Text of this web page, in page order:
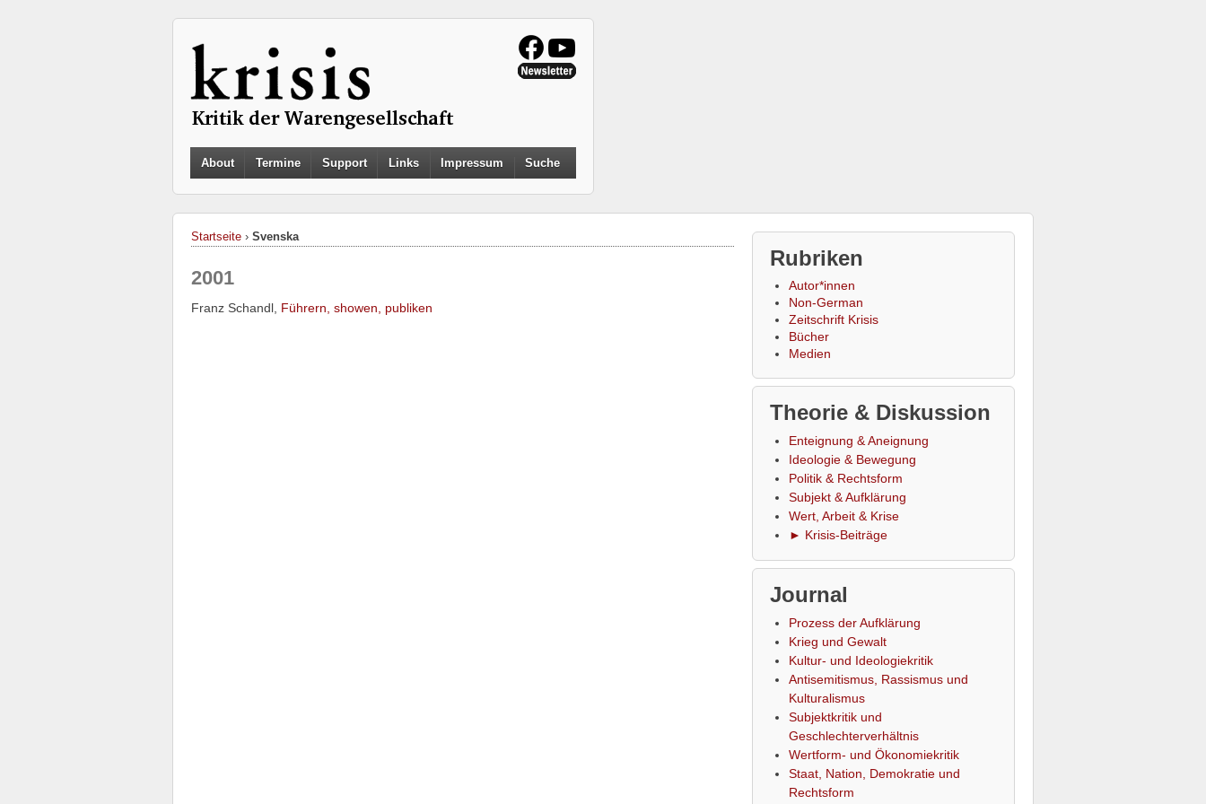
About Termine Support Links Impressum Suche
Startseite › Svenska
2001
Franz Schandl, Führern, showen, publiken
Rubriken
Autor*innen
Non-German
Zeitschrift Krisis
Bücher
Medien
Theorie & Diskussion
Enteignung & Aneignung
Ideologie & Bewegung
Politik & Rechtsform
Subjekt & Aufklärung
Wert, Arbeit & Krise
► Krisis-Beiträge
Journal
Prozess der Aufklärung
Krieg und Gewalt
Kultur- und Ideologiekritik
Antisemitismus, Rassismus und
Kulturalismus
Subjektkritik und
Geschlechterverhältnis
Wertform- und Ökonomiekritik
Staat, Nation, Demokratie und
Rechtsform